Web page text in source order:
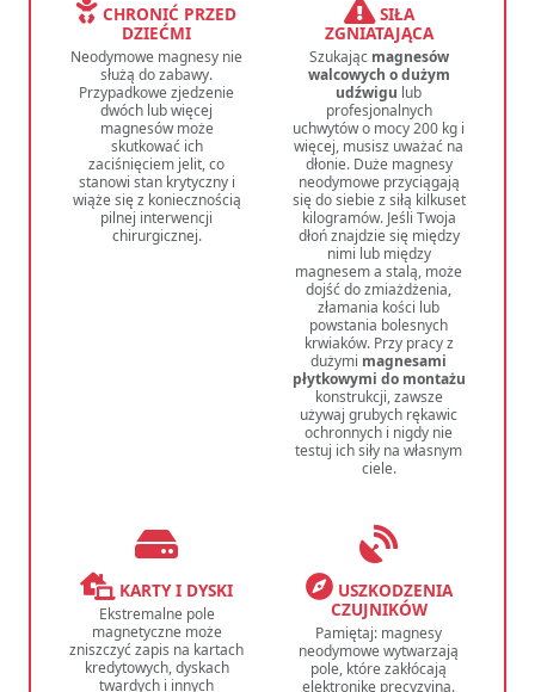
CHRONIĆ PRZED
DZIEĆMI
Neodymowe magnesy nie
służą do zabawy.
Przypadkowe zjedzenie
dwóch lub więcej
magnesów może
skutkować ich
zaciśnięciem jelit, co
stanowi stan krytyczny i
wiąże się z koniecznością
pilnej interwencji
chirurgicznej.
SIŁA
ZGNIATAJĄCA
Szukając magnesów
walcowych o dużym
udźwigu lub
profesjonalnych
uchwytów o mocy 200 kg i
więcej, musisz uważać na
dłonie. Duże magnesy
neodymowe przyciągają
się do siebie z siłą kilkuset
kilogramów. Jeśli Twoja
dłoń znajdzie się między
nimi lub między
magnesem a stalą, może
dojść do zmiażdżenia,
złamania kości lub
powstania bolesnych
krwiaków. Przy pracy z
dużymi magnesami
płytkowymi do montażu
konstrukcji, zawsze
używaj grubych rękawic
ochronnych i nigdy nie
testuj ich siły na własnym
ciele.
KARTY I DYSKI
Ekstremalne pole
magnetyczne może
zniszczyć zapis na kartach
kredytowych, dyskach
twardych i innych
USZKODZENIA
CZUJNIKÓW
Pamiętaj: magnesy
neodymowe wytwarzają
pole, które zakłócają
elektronikę precyzyjną.